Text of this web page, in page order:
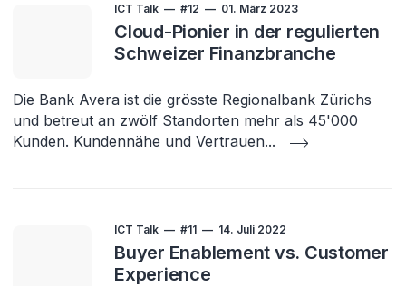
ICT Talk #12 01. März 2023
Cloud-Pionier in der regulierten
Schweizer Finanzbranche
Die Bank Avera ist die grösste Regionalbank Zürichs
und betreut an zwölf Standorten mehr als 45'000
Kunden. Kundennähe und Vertrauen...
ICT Talk #11 14. Juli 2022
Buyer Enablement vs. Customer
Experience